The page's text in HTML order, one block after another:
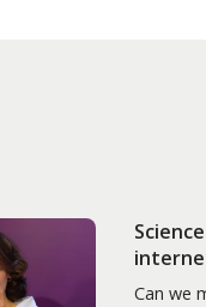
Can we